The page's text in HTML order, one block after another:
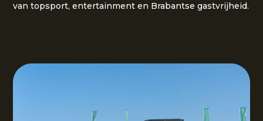
van topsport, entertainment en Brabantse gastvrijheid.